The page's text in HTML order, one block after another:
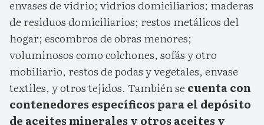
envases de vidrio; vidrios domiciliarios; maderas
de residuos domiciliarios; restos metálicos del
hogar; escombros de obras menores;
voluminosos como colchones, sofás y otro
mobiliario, restos de podas y vegetales, envase
textiles, y otros tejidos. También se cuenta con
contenedores específicos para el depósito
de aceites minerales y otros aceites y